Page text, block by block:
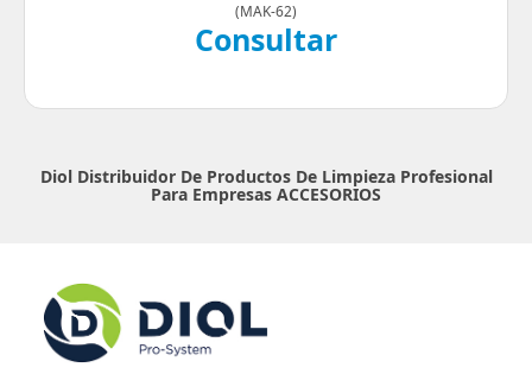
(MAK-62)
Consultar
Diol Distribuidor De Productos De Limpieza Profesional
Para Empresas ACCESORIOS